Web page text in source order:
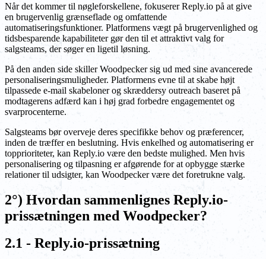
Når det kommer til nøgleforskellene, fokuserer Reply.io på at give
en brugervenlig grænseflade og omfattende
automatiseringsfunktioner. Platformens vægt på brugervenlighed og
tidsbesparende kapabiliteter gør den til et attraktivt valg for
salgsteams, der søger en ligetil løsning.
På den anden side skiller Woodpecker sig ud med sine avancerede
personaliseringsmuligheder. Platformens evne til at skabe højt
tilpassede e-mail skabeloner og skræddersy outreach baseret på
modtagerens adfærd kan i høj grad forbedre engagementet og
svarprocenterne.
Salgsteams bør overveje deres specifikke behov og præferencer,
inden de træffer en beslutning. Hvis enkelhed og automatisering er
topprioriteter, kan Reply.io være den bedste mulighed. Men hvis
personalisering og tilpasning er afgørende for at opbygge stærke
relationer til udsigter, kan Woodpecker være det foretrukne valg.
2°) Hvordan sammenlignes Reply.io-
prissætningen med Woodpecker?
2.1 - Reply.io-prissætning